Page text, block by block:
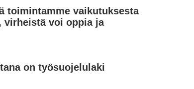
toimintamme vaikutuksesta
virheistä voi oppia ja
on työsuojelulaki